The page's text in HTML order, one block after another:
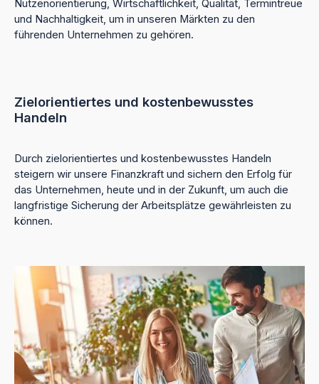
Nutzenorientierung, Wirtschaftlichkeit, Qualität, Termintreue
und Nachhaltigkeit, um in unseren Märkten zu den
führenden Unternehmen zu gehören.
Zielorientiertes und kostenbewusstes
Handeln
Durch zielorientiertes und kostenbewusstes Handeln
steigern wir unsere Finanzkraft und sichern den Erfolg für
das Unternehmen, heute und in der Zukunft, um auch die
langfristige Sicherung der Arbeitsplätze gewährleisten zu
können.